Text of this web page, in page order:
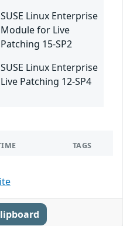
SUSE Linux Enterprise
Module for Live
Patching 15-SP2
SUSE Linux Enterprise
Live Patching 12-SP4
TAGS